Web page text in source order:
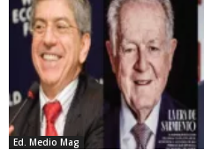
Ed. Medio Mag